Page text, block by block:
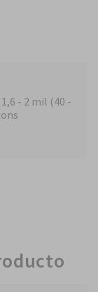
- 2 mil (40 -